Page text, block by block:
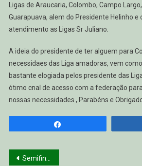
Ligas de Araucaria, Colombo, Campo
Guarapuava, alem do Presidente Helinho e
atendimento as Ligas Sr Juliano.
A ideia do presidente de ter alguem para
necessidaes das Liga amadoras, vem
bastante elogiada pelos presidente das
ótimo cnal de acesso com a federação
nossas necessidades., Parabéns e
Navegação
Semifinais do SUB17